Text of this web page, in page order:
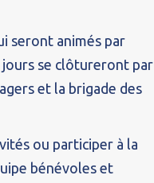
seront animés par
se clôtureront par
et la brigade des
ou participer à la
bénévoles et